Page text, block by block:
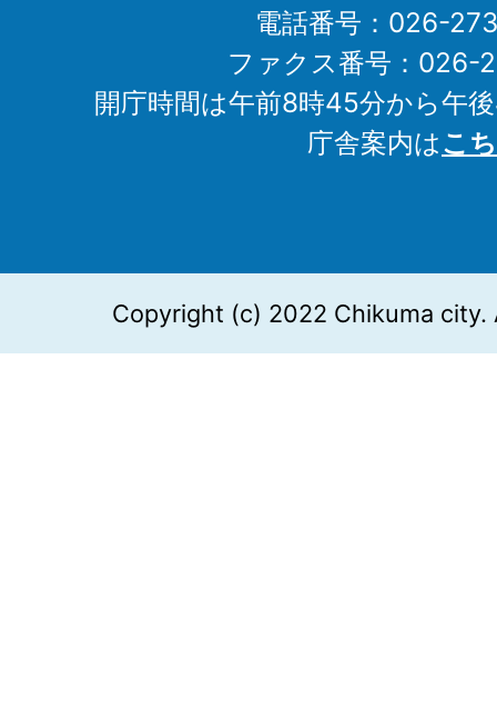
電話番号：026-
ファクス番号：026-
開庁時間は午前8時45分から午
庁舎案内はこ
Copyright (c) 2022 Chikuma city.